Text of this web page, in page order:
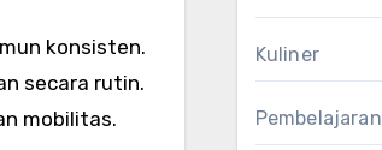
konsisten.
secara rutin.
mobilitas.
Kuliner
Pembelajaran